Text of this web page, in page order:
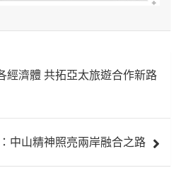
經濟體 共拓亞太旅遊合作新路
中山精神照亮兩岸融合之路